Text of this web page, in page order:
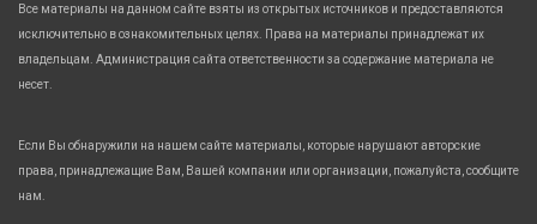
Все материалы на данном сайте взяты из открытых источников и предоставляются
исключительно в ознакомительных целях. Права на материалы принадлежат их
владельцам. Администрация сайта ответственности за содержание материала не
несет.
Если Вы обнаружили на нашем сайте материалы, которые нарушают авторские
права, принадлежащие Вам, Вашей компании или организации, пожалуйста, сообщите
нам.